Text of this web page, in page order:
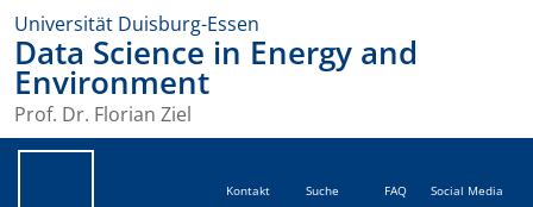
Universität Duisburg-Essen
Data Science in Energy and
Environment
Prof. Dr. Florian Ziel
Kontakt Suche FAQ Social Media